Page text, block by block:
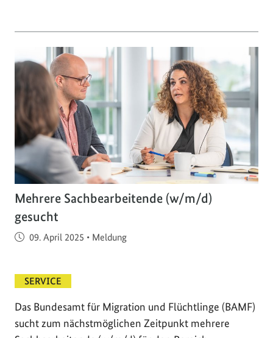
Mehrere Sachbearbeitende (w/m/d)
gesucht
Veröffentlicht am
09. April 2025 • Meldung
SERVICE
Das Bundesamt für Migration und Flüchtlinge (BAMF)
sucht zum nächstmöglichen Zeitpunkt mehrere